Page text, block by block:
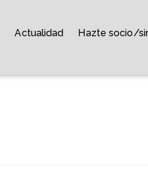
Actualidad Hazte socio/